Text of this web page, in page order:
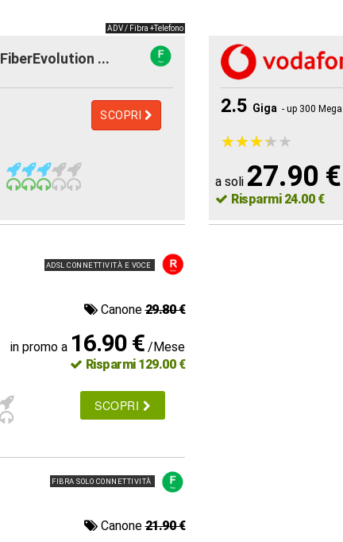
ADV / Fibra +Telefono
FiberEvolution ...
SCOPRI 2.5 Giga - up 300 Mega
★★★★★
★★★★★
a soli 27.90 €
Risparmi 24.00 €
ADSL CONNETTIVITÀ E VOCE
Canone29.80 €
in promo a 16.90 € /Mese
Risparmi 129.00 €
SCOPRI
FIBRA SOLO CONNETTIVITÀ
Canone21.90 €